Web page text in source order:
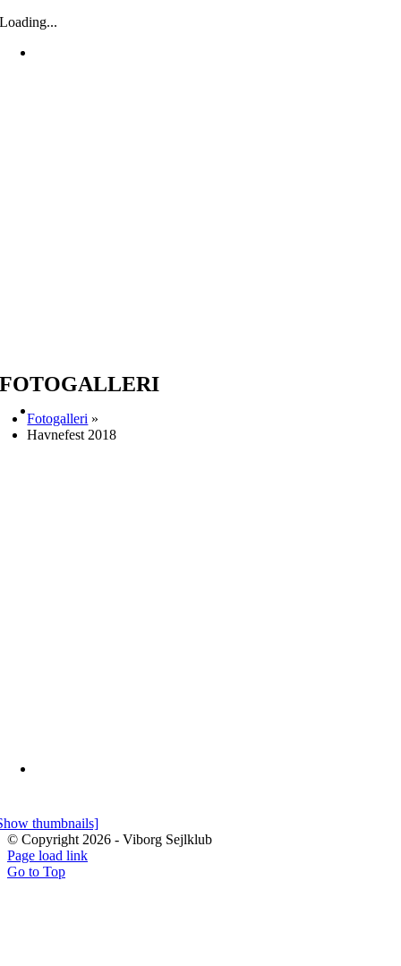
Loading...
FOTOGALLERI
Fotogalleri »
Havnefest 2018
thumbnails]
© Copyright 2026 - Viborg Sejlklub
Page load link
Go to Top